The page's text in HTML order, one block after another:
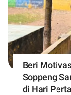
Beri
Soppeng
di Hari